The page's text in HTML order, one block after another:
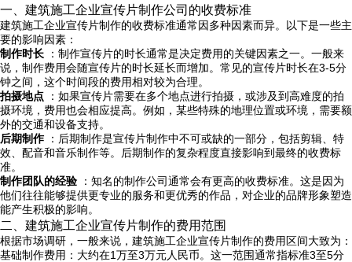
一、建筑施工企业宣传片制作公司的收费标准
建筑施工企业宣传片制作的收费标准通常因多种因素而异。以下是一些主
要的影响因素：
制作时长
：制作宣传片的时长通常是决定费用的关键因素之一。一般来
说，制作费用会随宣传片的时长延长而增加。常见的宣传片时长在3-5分
钟之间，这个时间段的费用相对较为合理。
拍摄地点
：如果宣传片需要在多个地点进行拍摄，或涉及到高难度的拍
摄环境，费用也会相应提高。例如，某些特殊的地理位置或环境，需要额
外的交通和设备支持。
后期制作 ：后期制作是宣传片制作中不可或缺的一部分，包括剪辑、特
效、配音和音乐制作等。后期制作的复杂程度直接影响到最终的收费标
准。
制作团队的经验
：知名的制作公司通常会有更高的收费标准。这是因为
他们往往能够提供更专业的服务和更优秀的作品，对企业的品牌形象塑造
能产生积极的影响。
二、建筑施工企业宣传片制作的费用范围
根据市场调研，一般来说，建筑施工企业宣传片制作的费用区间大致为：
基础制作费用：大约在1万至3万元人民币。这一范围通常指标准3至5分